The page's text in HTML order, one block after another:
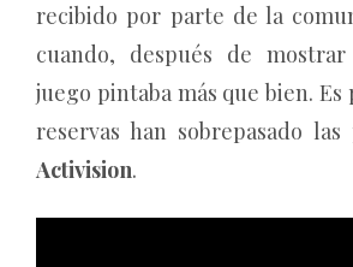
recibido por parte de la
cuando, después de
juego pintaba más que bien.
reservas han sobrepasado
Activision.